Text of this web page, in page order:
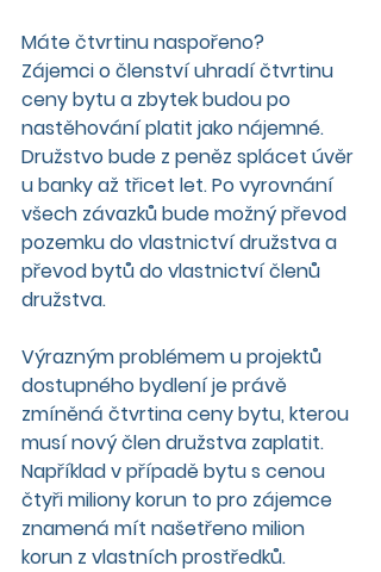
Máte čtvrtinu naspořeno?
Zájemci o členství uhradí čtvrtinu
ceny bytu a zbytek budou po
nastěhování platit jako nájemné.
Družstvo bude z peněz splácet úvěr
u banky až třicet let. Po vyrovnání
všech závazků bude možný převod
pozemku do vlastnictví družstva a
převod bytů do vlastnictví členů
družstva.
Výrazným problémem u projektů
dostupného bydlení je právě
zmíněná čtvrtina ceny bytu, kterou
musí nový člen družstva zaplatit.
Například v případě bytu s cenou
čtyři miliony korun to pro zájemce
znamená mít našetřeno milion
korun z vlastních prostředků.